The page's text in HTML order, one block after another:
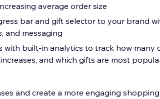
average order size
bar and gift selector to your brand
and messaging
with built-in analytics to track how many
and which gifts are most
and create a more engaging